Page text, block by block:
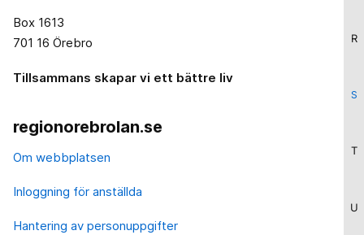
R
S
T
U
Box 1613
701 16 Örebro
Tillsammans skapar vi ett bättre liv
regionorebrolan.se
Om webbplatsen
Inloggning för anställda
Hantering av personuppgifter